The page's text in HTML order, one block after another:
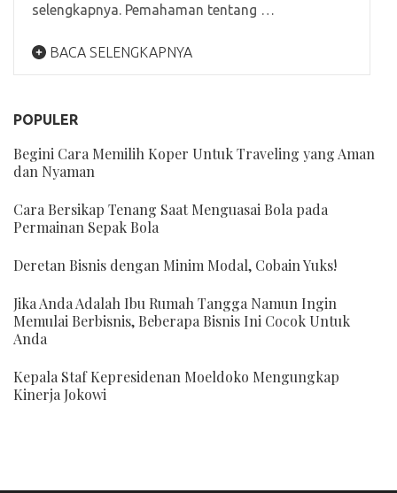
selengkapnya. Pemahaman tentang …
BACA SELENGKAPNYA
POPULER
Begini Cara Memilih Koper Untuk Traveling yang Aman
dan Nyaman
Cara Bersikap Tenang Saat Menguasai Bola pada
Permainan Sepak Bola
Deretan Bisnis dengan Minim Modal, Cobain Yuks!
Jika Anda Adalah Ibu Rumah Tangga Namun Ingin
Memulai Berbisnis, Beberapa Bisnis Ini Cocok Untuk
Anda
Kepala Staf Kepresidenan Moeldoko Mengungkap
Kinerja Jokowi